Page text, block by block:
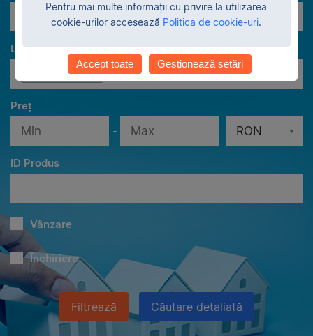
Toate judeţele
Localităţi
Toate localităţile
Preț
- RON
ID Produs
Vânzare
Închiriere
Filtrează Căutare detaliată
Pentru mai multe informații cu privire la utilizarea
cookie-urilor accesează Politica de cookie-uri.
Accept toate Gestionează setări